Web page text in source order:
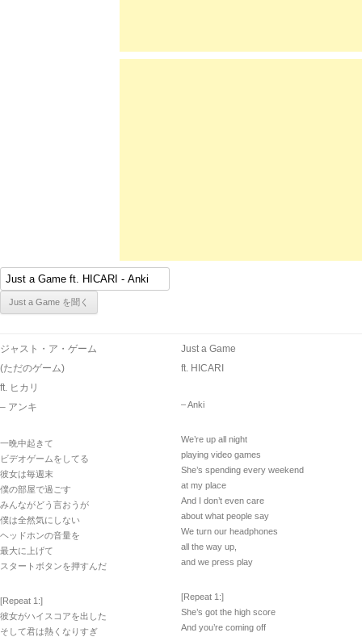
ジャスト・ア・ゲーム
(ただのゲーム)
ft. ヒカリ
– アンキ
一晩中起きて
ビデオゲームをしてる
彼女は毎週末
僕の部屋で過ごす
みんながどう言おうが
僕は全然気にしない
ヘッドホンの音量を
最大に上げて
スタートボタンを押すんだ
[Repeat 1:]
彼女がハイスコアを出した
そして君は熱くなりすぎ
Just a Game
ft. HICARI
– Anki
We’re up all night
playing video games
She’s spending every weekend
at my place
And I don’t even care
about what people say
We turn our headphones
all the way up,
and we press play
[Repeat 1:]
She’s got the high score
And you’re coming off